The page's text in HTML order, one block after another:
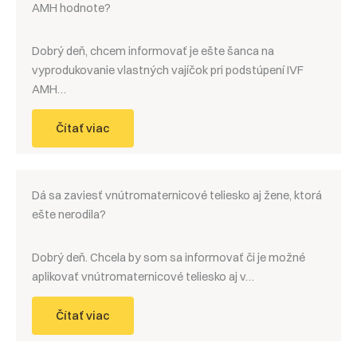
AMH hodnote?
Dobrý deň, chcem informovať je ešte šanca na
vyprodukovanie vlastných vajíčok pri podstúpení IVF
AMH…
Čítať viac
Dá sa zaviesť vnútromaternicové teliesko aj žene, ktorá
ešte nerodila?
Dobrý deň. Chcela by som sa informovať či je možné
aplikovať vnútromaternicové teliesko aj v…
Čítať viac